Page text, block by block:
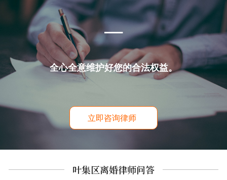
___
全心全意维护好您的合法权益。
立即咨询律师
叶集区离婚律师问答